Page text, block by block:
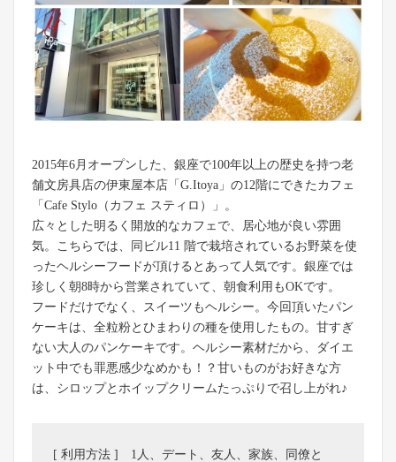
2015年6月オープンした、銀座で100年以上の歴史を持つ老
舗文房具店の伊東屋本店「G.Itoya」の12階にできたカフェ
「Cafe Stylo（カフェ スティロ）」。
広々とした明るく開放的なカフェで、居心地が良い雰囲
気。こちらでは、同ビル11 階で栽培されているお野菜を使
ったヘルシーフードが頂けるとあって人気です。銀座では
珍しく朝8時から営業されていて、朝食利用もOKです。
フードだけでなく、スイーツもヘルシー。今回頂いたパン
ケーキは、全粒粉とひまわりの種を使用したもの。甘すぎ
ない大人のパンケーキです。ヘルシー素材だから、ダイエ
ット中でも罪悪感少なめかも！？甘いものがお好きな方
は、シロップとホイップクリームたっぷりで召し上がれ♪
[ 利用方法 ] 1人、デート、友人、家族、同僚と